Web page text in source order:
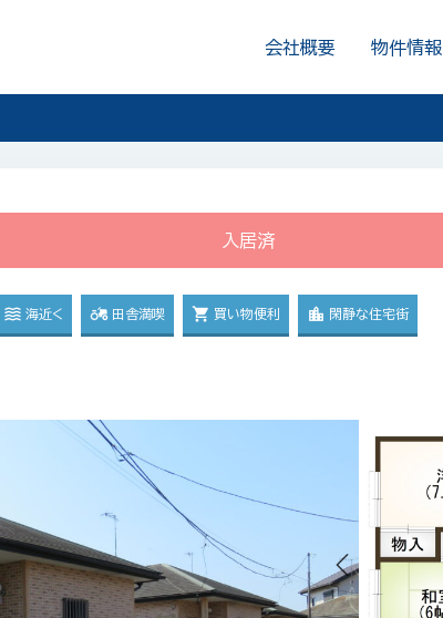
会社概要 物件情報
入居済
海近く 田舎満喫 買い物便利 閑静な住宅街